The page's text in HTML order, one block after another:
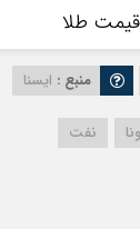
منبع : ایسنا
نفت